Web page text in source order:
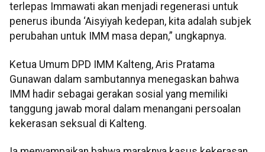
terlepas Immawati akan menjadi regenerasi untuk
penerus ibunda ‘Aisyiyah kedepan, kita adalah subjek
perubahan untuk IMM masa depan,” ungkapnya.
Ketua Umum DPD IMM Kalteng, Aris Pratama
Gunawan dalam sambutannya menegaskan bahwa
IMM hadir sebagai gerakan sosial yang memiliki
tanggung jawab moral dalam menangani persoalan
kekerasan seksual di Kalteng.